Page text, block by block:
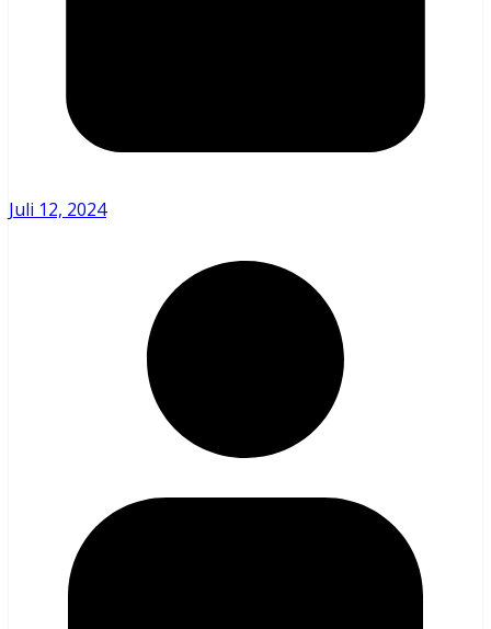
Juli 12, 2024